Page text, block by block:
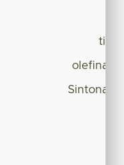
olefinas
Sintonas